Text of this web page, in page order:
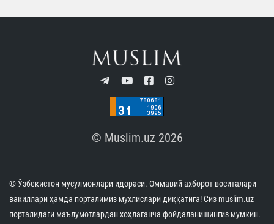
© Muslim.uz 2026
© Ўзбекистон мусулмонлари идораси. Оммавий ахборот воситалари
вакиллари ҳамда порталимиз мухлислари диққатига! Сиз muslim.uz
порталидаги маълумотлардан хоҳлаганча фойдаланишингиз мумкин.